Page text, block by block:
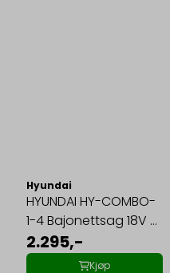
Hyundai
HYUNDAI HY-COMBO-
1-4 Bajonettsag 18V +
...
2.295,-
Kjøp